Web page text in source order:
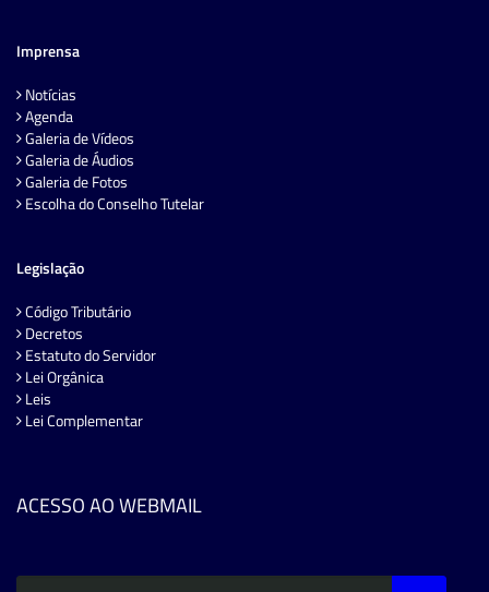
Imprensa
Notícias
Agenda
Galeria de Vídeos
Galeria de Áudios
Galeria de Fotos
Escolha do Conselho Tutelar
Legislação
Código Tributário
Decretos
Estatuto do Servidor
Lei Orgânica
Leis
Lei Complementar
ACESSO AO WEBMAIL